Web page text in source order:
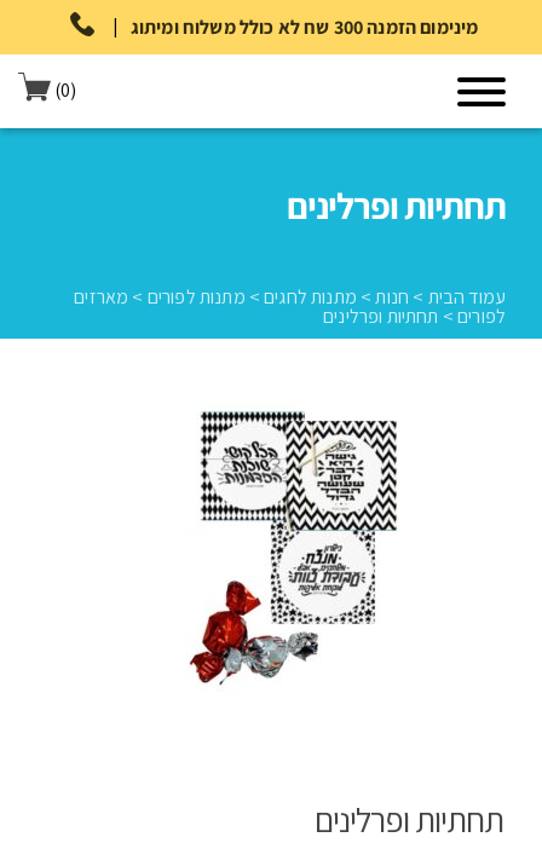
| מינימום הזמנה 300 שח לא כולל משלוח ומיתוג
(0)
תחתיות ופרלינים
עמוד הבית > חנות> מתנות לחגים> מתנות לפורים > מארזים
לפורים> תחתיות ופרלינים
מתנות לחגים>מתנות לפורים
תחתיות ופרלינים